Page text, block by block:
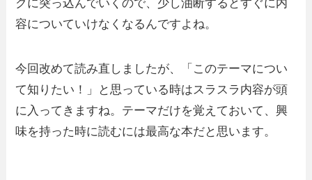
クに突っ込んでいくので、少し油断するとすぐに内
容についていけなくなるんですよね。
今回改めて読み直しましたが、「このテーマについ
て知りたい！」と思っている時はスラスラ内容が頭
に入ってきますね。テーマだけを覚えておいて、興
味を持った時に読むには最高な本だと思います。